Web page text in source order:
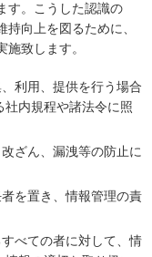
す。こうした認識の
向上を図るために、
致します。
利用、提供を行う場合
社内規程や諸法令に照
ざん、漏洩等の防止に
を置き、情報管理の責
べての者に対して、情